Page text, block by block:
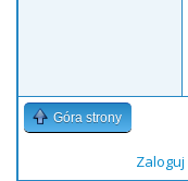
Góra strony
Zaloguj